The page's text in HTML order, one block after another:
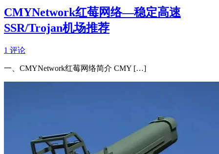
CMYNetwork红莓网络—稳定高速
SSR/Trojan机场推荐
1 评论
一、CMYNetwork红莓网络简介 CMY […]